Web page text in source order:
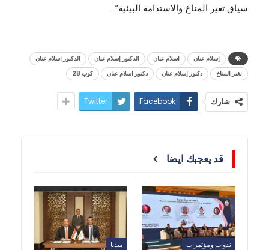
سياق تغير المناخ والاستدامة البيئية”.
إسلام عنان اسلام عنان الدكتور إسلام عنان
الدكتور اسلام عنان
تغير المناخ
دكتور إسلام عنان دكتور اسلام عنان كوب 28
شارك Facebook
Twitter
قد يعجبك ايضا
ندوات ومؤتمرات ميديا